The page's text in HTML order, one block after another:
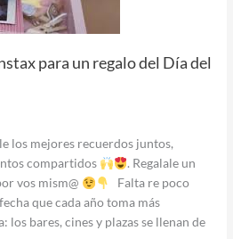
para un regalo del Día del
los mejores recuerdos juntos,
compartidos
. Regalale un
vos mism@
Falta re poco
que cada año toma más
bares, cines y plazas se llenan de